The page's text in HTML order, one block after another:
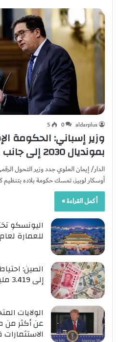
aldarplus
0
5
وزير إسباني: الحكومة
بمونديال 2030 إلى جانب المغرب والبرتغال
الدار/ إيمان العلوي جدد وزير التحول
أوسكار لوبيز، تمسك حكومة بلاده بتنظيم كأس العالم
أكمل القراءة »
اليونسكو
للعمارة لعام 2029
الصين:
إلى 3.419 مليار دولار في يوليوز
الولايات
عن أكثر من